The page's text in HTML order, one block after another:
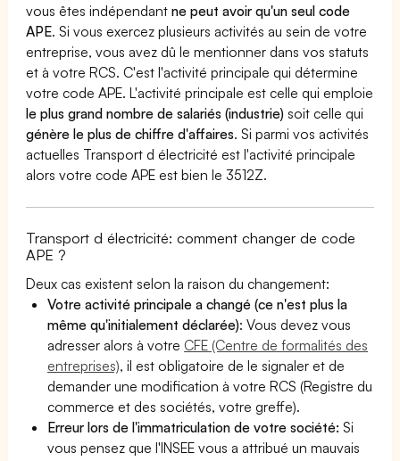
vous êtes indépendantne peut avoir qu'un seul code
APE. Si vous exercez plusieurs activités au sein de votre
entreprise, vous avez dû le mentionner dans vos statuts
et à votre RCS. C'est l'activité principale qui détermine
votre code APE. L'activité principale est celle qui emploie
le plus grand nombre de salariés (industrie) soit celle qui
génère le plus de chiffre d'affaires. Si parmi vos activités
actuelles Transport d électricité est l'activité principale
alors votre code APE est bien le 3512Z.
Transport d électricité: comment changer de code
APE ?
Deux cas existent selon la raison du changement:
Votre activité principale a changé (ce n'est plus la
même qu'initialement déclarée): Vous devez vous
adresser alors à votre CFE (Centre de formalités des
entreprises), il est obligatoire de le signaler et de
demander une modification à votre RCS (Registre du
commerce et des sociétés, votre greffe).
Erreur lors de l'immatriculation de votre société:Si
vous pensez que l'INSEE vous a attribué un mauvais